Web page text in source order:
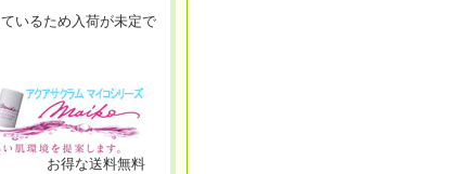
いるため入荷が未定で
お得な送料無料